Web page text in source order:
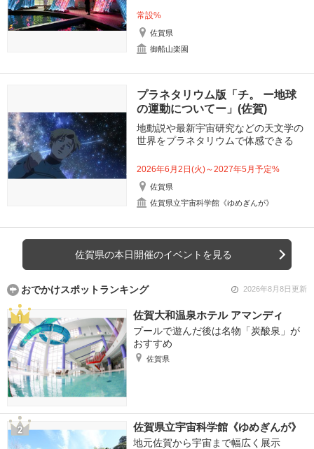
常設%
佐賀県
御船山楽園
プラネタリウム版「チ。 ー地球
の運動についてー」(佐賀)
地動説や最新宇宙研究などの天文学の
世界をプラネタリウムで体感できる
2026年6月2日(火)～2027年5月予定%
佐賀県
佐賀県立宇宙科学館《ゆめぎんが》
佐賀県の本日開催のイベントを見る
おでかけスポットランキング 2026年8月8日更新
佐賀大和温泉ホテル アマンディ
プールで遊んだ後は名物「炭酸泉」が
おすすめ
佐賀県
佐賀県立宇宙科学館《ゆめぎんが》
地元佐賀から宇宙まで幅広く展示